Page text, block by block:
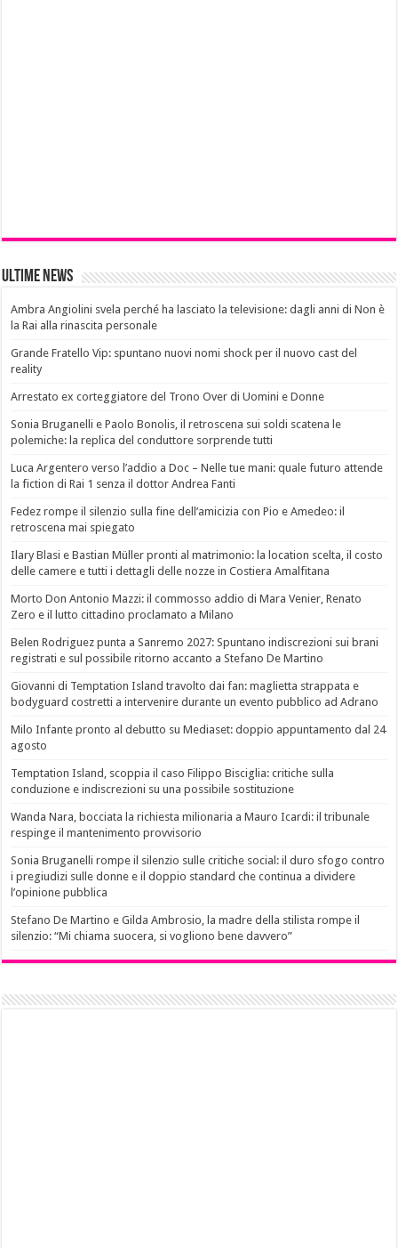
Ultime News
Ambra Angiolini svela perché ha lasciato la televisione: dagli anni di Non è
la Rai alla rinascita personale
Grande Fratello Vip: spuntano nuovi nomi shock per il nuovo cast del
reality
Arrestato ex corteggiatore del Trono Over di Uomini e Donne
Sonia Bruganelli e Paolo Bonolis, il retroscena sui soldi scatena le
polemiche: la replica del conduttore sorprende tutti
Luca Argentero verso l’addio a Doc – Nelle tue mani: quale futuro attende
la fiction di Rai 1 senza il dottor Andrea Fanti
Fedez rompe il silenzio sulla fine dell’amicizia con Pio e Amedeo: il
retroscena mai spiegato
Ilary Blasi e Bastian Müller pronti al matrimonio: la location scelta, il costo
delle camere e tutti i dettagli delle nozze in Costiera Amalfitana
Morto Don Antonio Mazzi: il commosso addio di Mara Venier, Renato
Zero e il lutto cittadino proclamato a Milano
Belen Rodriguez punta a Sanremo 2027: Spuntano indiscrezioni sui brani
registrati e sul possibile ritorno accanto a Stefano De Martino
Giovanni di Temptation Island travolto dai fan: maglietta strappata e
bodyguard costretti a intervenire durante un evento pubblico ad Adrano
Milo Infante pronto al debutto su Mediaset: doppio appuntamento dal 24
agosto
Temptation Island, scoppia il caso Filippo Bisciglia: critiche sulla
conduzione e indiscrezioni su una possibile sostituzione
Wanda Nara, bocciata la richiesta milionaria a Mauro Icardi: il tribunale
respinge il mantenimento provvisorio
Sonia Bruganelli rompe il silenzio sulle critiche social: il duro sfogo contro
i pregiudizi sulle donne e il doppio standard che continua a dividere
l’opinione pubblica
Stefano De Martino e Gilda Ambrosio, la madre della stilista rompe il
silenzio: “Mi chiama suocera, si vogliono bene davvero”